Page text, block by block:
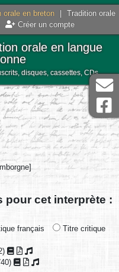
orale en breton
Tradition orale
Créer un compte
orale en langue
disques, cassettes, CDs
pour cet interprète :
français
Titre critique